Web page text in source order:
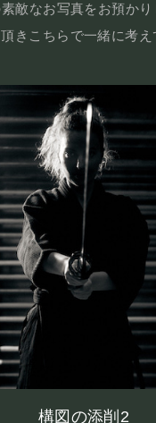
敵なお写真をお預かり
きこちらで一緒に考え
構図の添削2